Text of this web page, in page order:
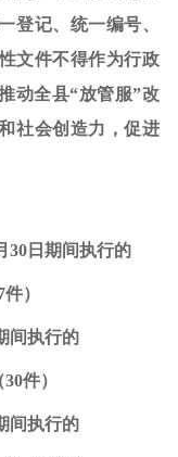
登记、统一编号、
文件不得作为行政
动全县“放管服”改
社会创造力，促进
30日期间执行的
件）
间执行的
30件）
间执行的